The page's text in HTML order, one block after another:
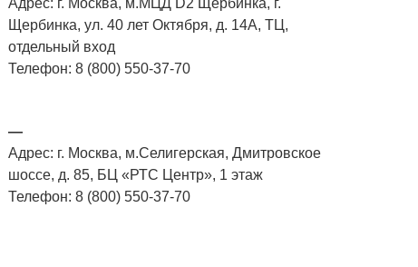
Адрес: г. Москва, м.МЦД D2 Щербинка, г.
Щербинка, ул. 40 лет Октября, д. 14А, ТЦ,
отдельный вход
Телефон: 8 (800) 550-37-70
—
Адрес: г. Москва, м.Селигерская, Дмитровское
шоссе, д. 85, БЦ «РТС Центр», 1 этаж
Телефон: 8 (800) 550-37-70